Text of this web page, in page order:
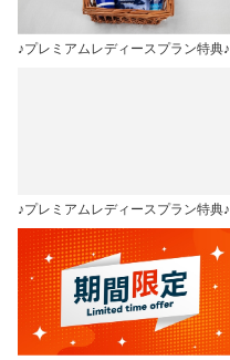
♪プレミアムレディースプラン特典♪
♪プレミアムレディースプラン特典♪